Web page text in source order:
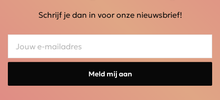
Schrijf je dan in voor onze nieuwsbrief!
Meld mij aan